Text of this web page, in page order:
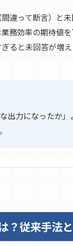
違って断言）と
務効率の期待値
ると未回答が増え
出力になったか
？従来手法